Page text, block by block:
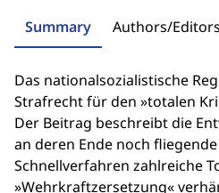
Summary Authors/Editors
Das nationalsozialistische
Strafrecht für den »totalen
Der Beitrag beschreibt die
an deren Ende noch
Schnellverfahren zahlreiche
»Wehrkraftzersetzung«